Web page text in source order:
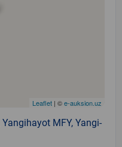
Leaflet | ©e-auksion.uz
MFY, Yangi-